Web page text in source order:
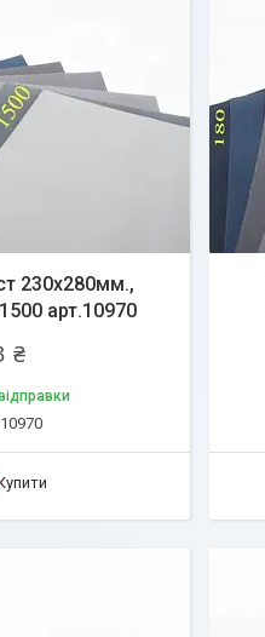
230х280мм.,
арт.10970
₴
10970